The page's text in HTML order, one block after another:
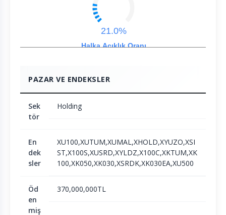
Halka Açıklık Oranı
21.0%
PAZAR VE ENDEKSLER
Sek
tör
Holding
En
dek
sler
XU100,XUTUM,XUMAL,XHOLD,XYUZO,XSI
ST,X100S,XUSRD,XYLDZ,X100C,XKTUM,XK
100,XK050,XK030,XSRDK,XK030EA,XU500
Öd
en
miş
370,000,000TL